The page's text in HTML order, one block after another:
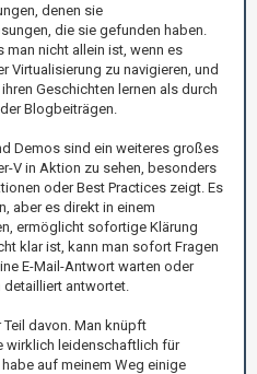
denen sie
die sie gefunden haben.
man nicht allein ist, wenn es
Virtualisierung zu navigieren, und
Geschichten lernen als durch
Blogbeiträgen.
Demos sind ein weiteres großes
V in Aktion zu sehen, besonders
oder Best Practices zeigt. Es
aber es direkt in einem
ermöglicht sofortige Klärung
klar ist, kann man sofort Fragen
E-Mail-Antwort warten oder
antwortet.
davon. Man knüpft
wirklich leidenschaftlich für
auf meinem Weg einige